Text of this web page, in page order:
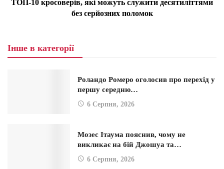
ТОП-10 кросоверів, які можуть служити десятиліттями
без серйозних поломок
Інше в категорії
Роландо Ромеро оголосив про перехід у
першу середню…
6 Серпня, 2026
Мозес Ітаума пояснив, чому не
викликає на бій Джошуа та…
6 Серпня, 2026